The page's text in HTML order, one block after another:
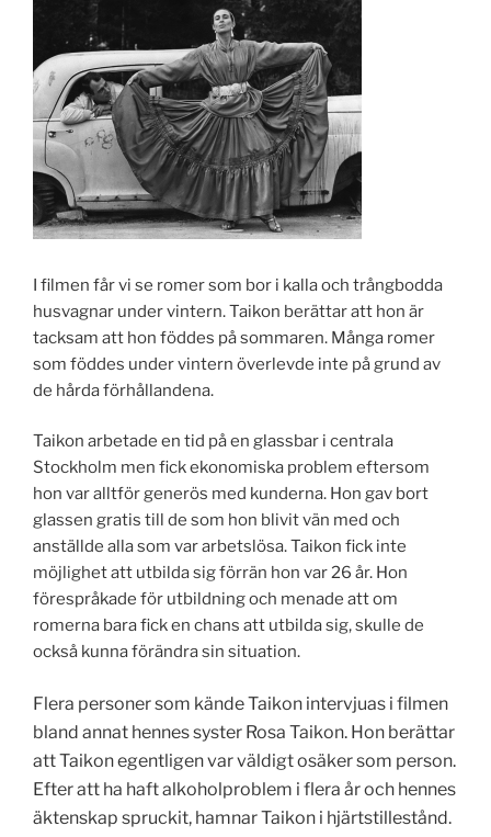
I filmen får vi se romer som bor i kalla och trångbodda
husvagnar under vintern. Taikon berättar att hon är
tacksam att hon föddes på sommaren. Många romer
som föddes under vintern överlevde inte på grund av
de hårda förhållandena.
Taikon arbetade en tid på en glassbar i centrala
Stockholm men fick ekonomiska problem eftersom
hon var alltför generös med kunderna. Hon gav bort
glassen gratis till de som hon blivit vän med och
anställde alla som var arbetslösa. Taikon fick inte
möjlighet att utbilda sig förrän hon var 26 år. Hon
förespråkade för utbildning och menade att om
romerna bara fick en chans att utbilda sig, skulle de
också kunna förändra sin situation.
Flera personer som kände Taikon intervjuas i filmen
bland annat hennes syster Rosa Taikon. Hon berättar
att Taikon egentligen var väldigt osäker som person.
Efter att ha haft alkoholproblem i flera år och hennes
äktenskap spruckit, hamnar Taikon i hjärtstillestånd.